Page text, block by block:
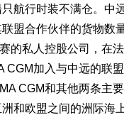
航行时装不满仓。中
盟合作伙伴的货物数
的私人控股公司，在
CGM加入与中远的联
CGM和其他两条主
和欧盟之间的洲际海